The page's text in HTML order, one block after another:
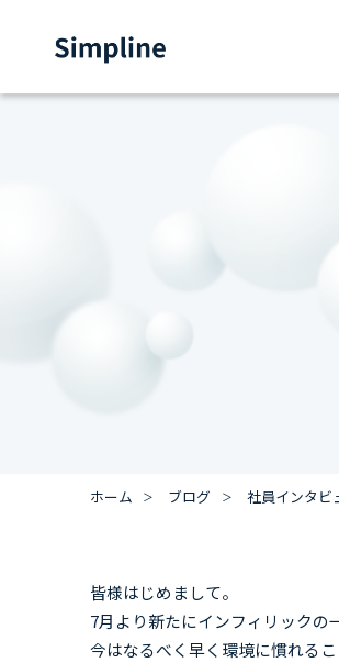
ホーム ブログ 社員インタビ
皆様はじめまして。
7月より新たにインフィリックの
今はなるべく早く環境に慣れるこ